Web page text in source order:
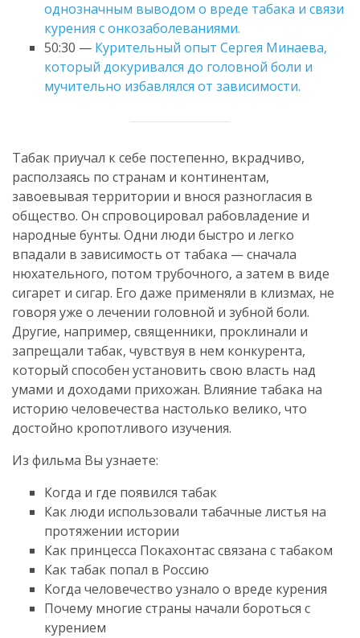
однозначным выводом о вреде табака и связи
курения с онкозаболеваниями.
50:30 — Курительный опыт Сергея Минаева,
который докуривался до головной боли и
мучительно избавлялся от зависимости.
Табак приучал к себе постепенно, вкрадчиво,
расползаясь по странам и континентам,
завоевывая территории и внося разногласия в
общество. Он спровоцировал рабовладение и
народные бунты. Одни люди быстро и легко
впадали в зависимость от табака — сначала
нюхательного, потом трубочного, а затем в виде
сигарет и сигар. Его даже применяли в клизмах, не
говоря уже о лечении головной и зубной боли.
Другие, например, священники, проклинали и
запрещали табак, чувствуя в нем конкурента,
который способен установить свою власть над
умами и доходами прихожан. Влияние табака на
историю человечества настолько велико, что
достойно кропотливого изучения.
Из фильма Вы узнаете:
Когда и где появился табак
Как люди использовали табачные листья на
протяжении истории
Как принцесса Покахонтас связана с табаком
Как табак попал в Россию
Когда человечество узнало о вреде курения
Почему многие страны начали бороться с
курением